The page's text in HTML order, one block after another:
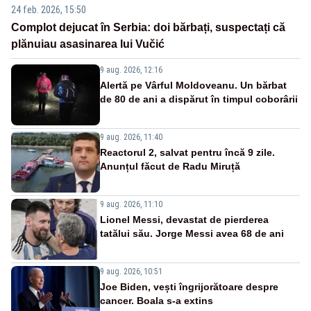
24 feb. 2026, 15:50
Complot dejucat în Serbia: doi bărbați, suspectați că
plănuiau asasinarea lui Vučić
9 aug. 2026, 12:16
Alertă pe Vârful Moldoveanu. Un bărbat
de 80 de ani a dispărut în timpul coborârii
9 aug. 2026, 11:40
Reactorul 2, salvat pentru încă 9 zile.
Anunțul făcut de Radu Miruță
9 aug. 2026, 11:10
Lionel Messi, devastat de pierderea
tatălui său. Jorge Messi avea 68 de ani
9 aug. 2026, 10:51
Joe Biden, vești îngrijorătoare despre
cancer. Boala s-a extins